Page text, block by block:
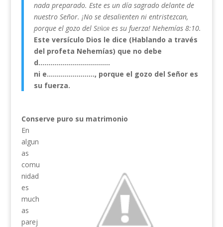
nada preparado. Este es un día sagrado delante de
nuestro Señor. ¡No se desalienten ni entristezcan,
porque el gozo del Señores su fuerza! Nehemías 8:10.
Este versículo Dios le dice (Hablando a través
del profeta Nehemías) que no debe
d………………………………
ni e……………………, porque el gozo del Señor es
su fuerza.
Conserve puro su matrimonio
En
algun
as
comu
nidad
es
much
as
parej